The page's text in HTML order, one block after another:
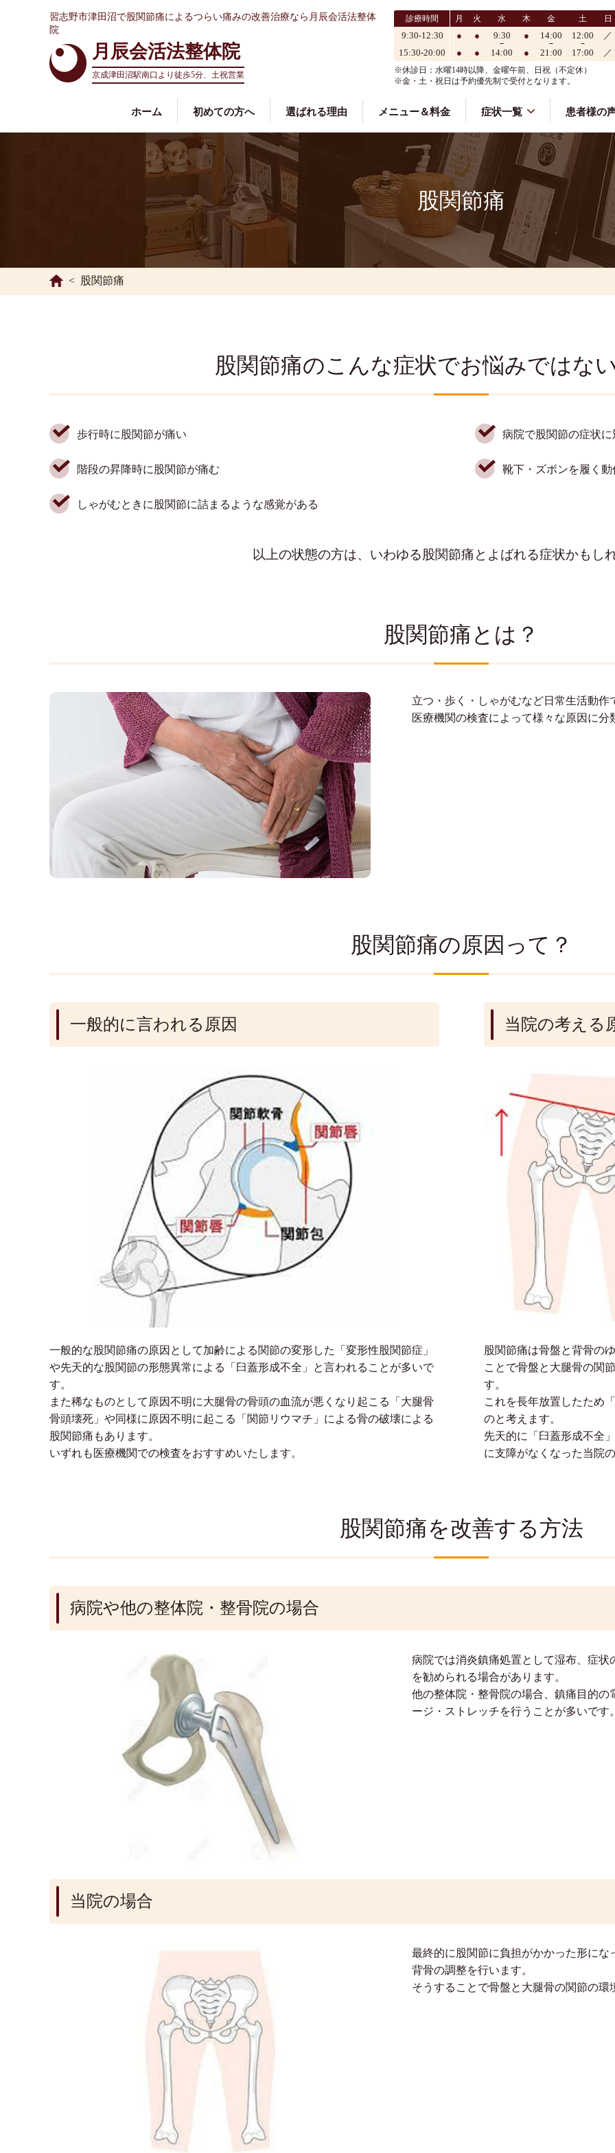
習志野市津田沼で股関節痛によるつらい痛みの改善治療なら月辰会活法整体
院
月辰会活法整体院
京成津田沼駅南口より 徒歩5分、土祝営業
診療時間 月 火 水 木 金 土 日
9:30-12:30 ● ● 9:30 ● 14:00 12:00
／
15:30-20:00
● ● 14:00 ● 21:00 17:00 ／
※休診日：水曜14時以降、金曜午前、日祝（不定休）
※金・土・祝日は予約優先制で受付となります。
ホーム 初めての方へ 選ばれる理由 メニュー＆料金 症状一覧 患者様の
股関節痛
股関節痛
股関節痛のこんな症状でお悩みではな
歩行時に股関節が痛い
階段の昇降時に股関節が痛む
しゃがむときに股関節に詰まるような感覚がある
病院で股関節の症状
靴下・ズボンを履く
以上の状態の方は、いわゆる股関節痛とよばれる症状かもし
股関節痛とは？
立つ・歩く・しゃがむなど日常生活動
医療機関の検査によって様々な原因に分
股関節痛の原因って？
一般的に言われる原因
一般的な股関節痛の原因として加齢による関節の変形した「変形性股関節症」
や先天的な股関節の形態異常による「臼蓋形成不全」と言われることが多いで
す。
また稀なものとして原因不明に大腿骨の骨頭の血流が悪くなり起こる「大腿骨
骨頭壊死」や同様に原因不明に起こる「関節リウマチ」による骨の破壊による
股関節痛もあります。
いずれも医療機関での検査をおすすめいたします。
当院の考える
股関節痛は骨盤と背骨の
ことで骨盤と大腿骨の関
す。
これを長年放置したため
のと考えます。
先天的に「臼蓋形成不全
に支障がなくなった当院
股関節痛を改善する方法
病院や他の整体院・整骨院の場合
病院では消炎鎮痛処置として湿布、症
を勧められる場合があります。
他の整体院・整骨院の場合、鎮痛目的
ージ・ストレッチを行うことが多いです
当院の場合
最終的に股関節に負担がかかった形に
背骨の調整を行います。
そうすることで骨盤と大腿骨の関節の